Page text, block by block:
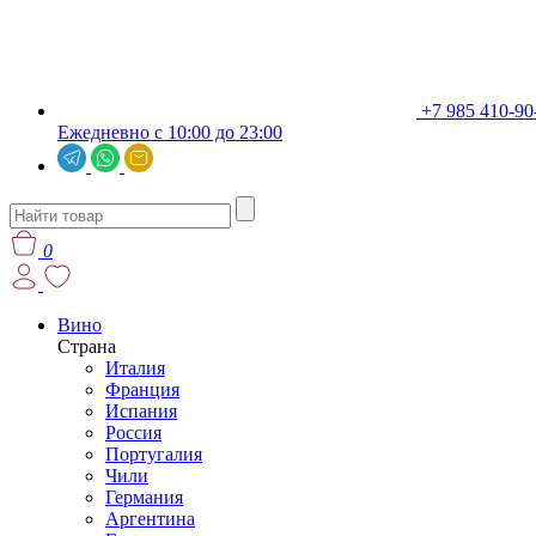
+7 985 410-
Ежедневно с 10:00 до 23:00
0
Вино
Страна
Италия
Франция
Испания
Россия
Португалия
Чили
Германия
Аргентина